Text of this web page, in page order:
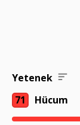
Yetenek
71
Hücum